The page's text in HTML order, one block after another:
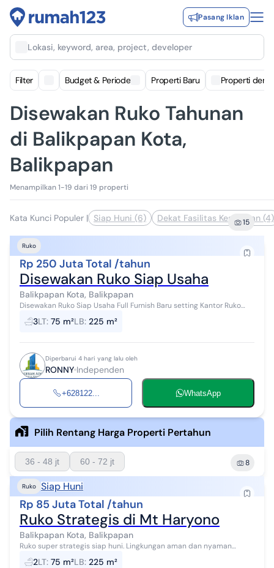
Pasang Iklan
Lokasi, keyword, area, project, developer
Filter Budget & Periode Properti Baru Properti
Disewakan Ruko Tahunan
di Balikpapan Kota,
Balikpapan
Menampilkan 1-19 dari 19 properti
Kata Kunci Populer | Siap Huni (6) Dekat Fasilitas Kesehatan (4)
15
Ruko
Rp 250 Juta Total /tahun
Disewakan Ruko Siap Usaha
Balikpapan Kota, Balikpapan
Disewakan Ruko Siap Usaha Full Furnish Baru setting Kantor Ruko
menghadap Mall parkiran Luas
3LT: 75 m²LB: 225 m²
Diperbarui 4 hari yang lalu oleh
RONNY Independen
+628122... WhatsApp
Pilih Rentang Harga Properti Pertahun
36 - 48 jt 60 - 72 jt 8
Ruko Siap Huni
Rp 85 Juta Total /tahun
Ruko Strategis di Mt Haryono
Balikpapan Kota, Balikpapan
Ruko super strategis siap huni. Lingkungan aman dan nyaman
dengan parkiran luas.
2LT: 75 m²LB: 225 m²